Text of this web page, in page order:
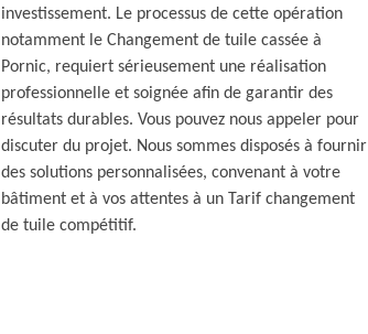
investissement. Le processus de cette opération
notamment le Changement de tuile cassée à
Pornic, requiert sérieusement une réalisation
professionnelle et soignée afin de garantir des
résultats durables. Vous pouvez nous appeler pour
discuter du projet. Nous sommes disposés à fournir
des solutions personnalisées, convenant à votre
bâtiment et à vos attentes à un Tarif changement
de tuile compétitif.